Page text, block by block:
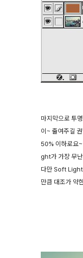
마지막으로 투
이~ 줄여주길
50% 이하로요
ght가 가장 무
다만 Soft Light
만큼 대조가 약